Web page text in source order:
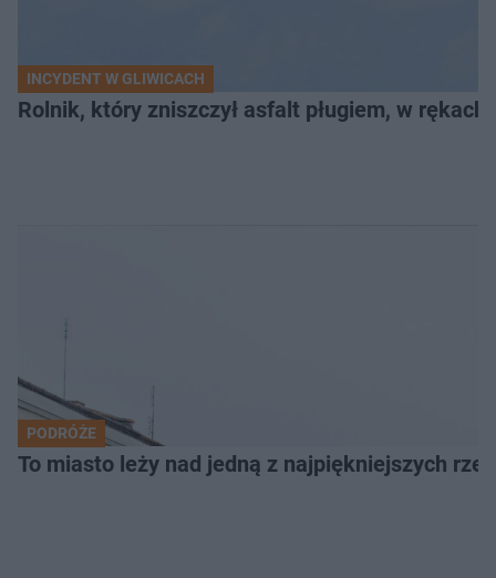
INCYDENT W GLIWICACH
Rolnik, który zniszczył asfalt pługiem, w
PODRÓŻE
To miasto leży nad jedną z najpiękniejszych